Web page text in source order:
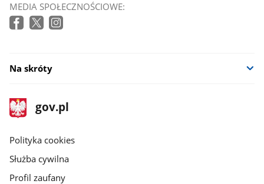
MEDIA SPOŁECZNOŚCIOWE:
Na skróty
stopka
gov.pl
Strona
gov.pl
gov.pl
Polityka cookies
Służba cywilna
Profil zaufany